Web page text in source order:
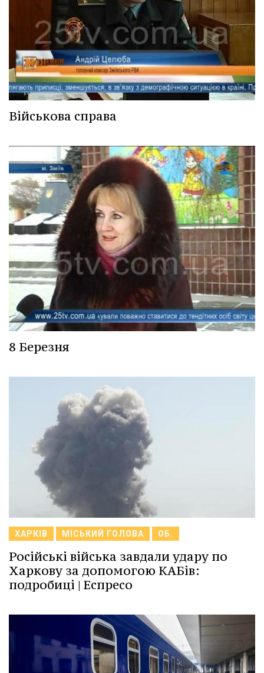
Військова справа
8 Березня
ХАРКІВ МІСЬКИЙ ГОЛОВА ОБ.
Російські війська завдали удару по
Харкову за допомогою КАБів:
подробиці | Еспресо